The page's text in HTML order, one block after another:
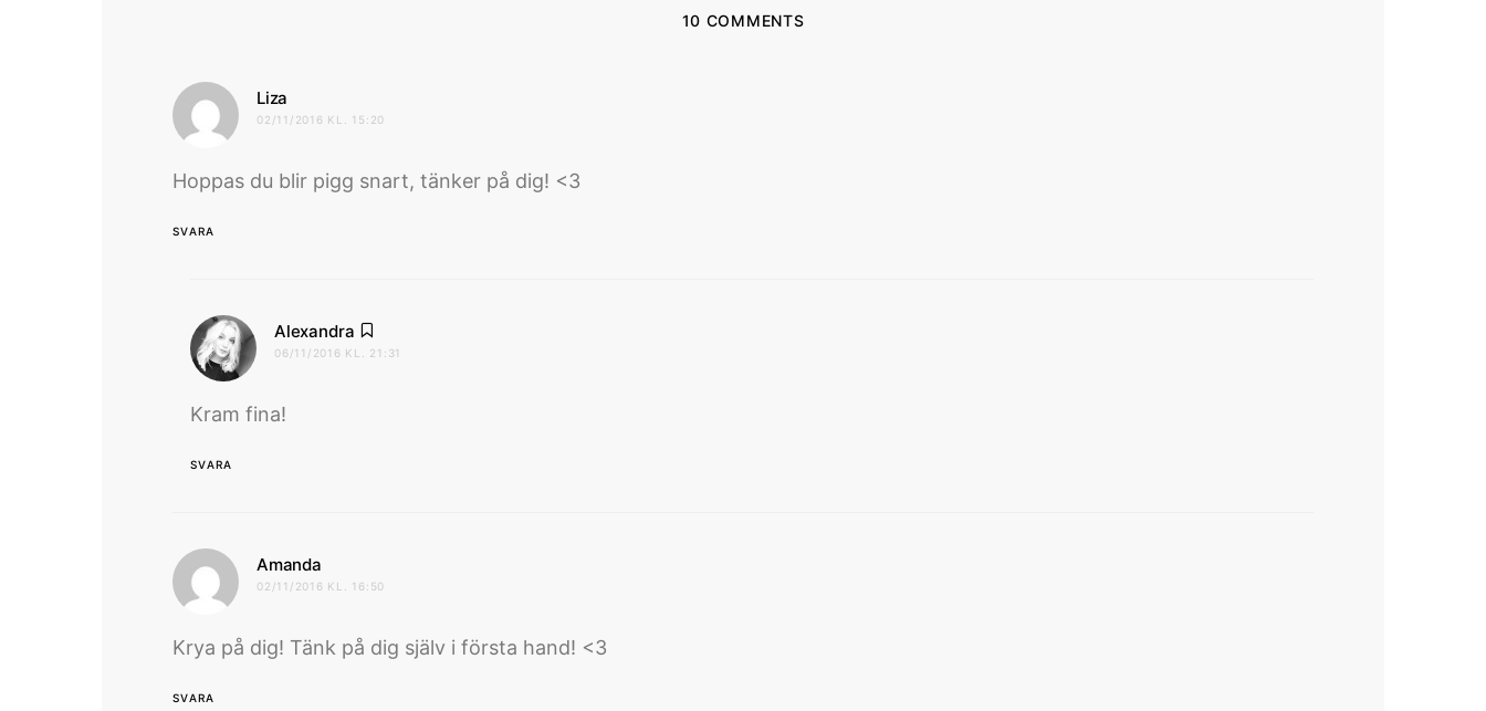
10 COMMENTS
Liza
02/11/2016 KL. 15:20
Hoppas du blir pigg snart, tänker på dig! <3
SVARA
Alexandra
06/11/2016 KL. 21:31
Kram fina!
SVARA
Amanda
02/11/2016 KL. 16:50
Krya på dig! Tänk på dig själv i första hand! <3
SVARA